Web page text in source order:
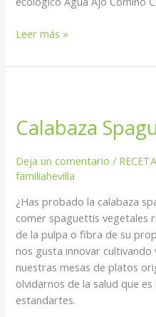
Leer más »
Calabaza
Deja un comentario /
familiahevilla
¿Has probado la calabaza
comer spaguettis vegetales
de la pulpa o fibra de su
nos gusta innovar cultivando
nuestras mesas de platos
olvidarnos de la salud que
estandartes.